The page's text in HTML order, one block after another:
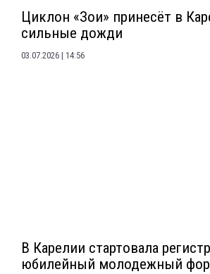
Циклон «Зои» принесёт в
сильные дожди
03.07.2026 14:56
В Карелии стартовала
юбилейный молодежный